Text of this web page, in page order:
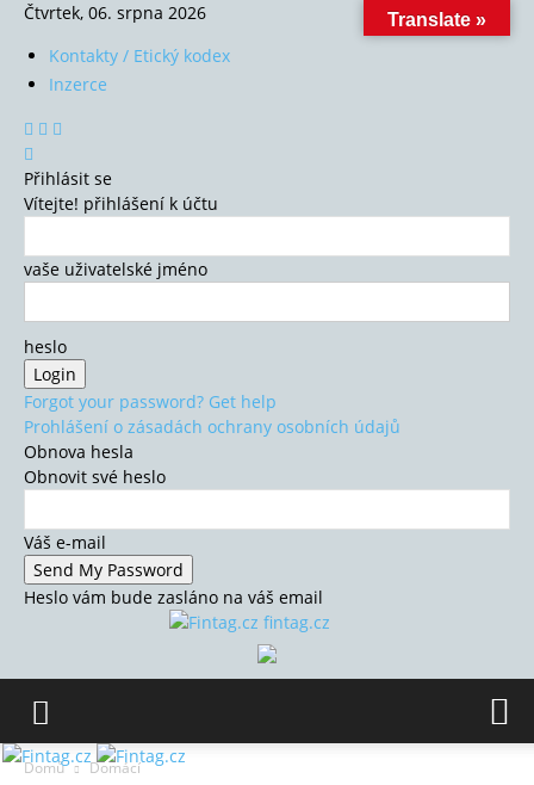
Čtvrtek, 06. srpna 2026
Kontakty / Etický kodex
Inzerce
Přihlásit se
Vítejte! přihlášení k účtu
vaše uživatelské jméno
heslo
Forgot your password? Get help
Prohlášení o zásadách ochrany osobních údajů
Obnova hesla
Obnovit své heslo
Váš e-mail
Heslo vám bude zasláno na váš email
fintag.cz
Domů Domácí
Translate »